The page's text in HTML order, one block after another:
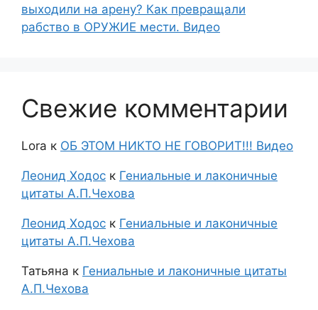
выходили на арену? Как превращали
рабство в ОРУЖИЕ мести. Видео
Свежие комментарии
Lora к ОБ ЭТОМ НИКТО НЕ ГОВОРИТ!!! Видео
Леонид Ходос к Гениальные и лаконичные
цитаты А.П.Чехова
Леонид Ходос к Гениальные и лаконичные
цитаты А.П.Чехова
Татьяна к Гениальные и лаконичные цитаты
А.П.Чехова